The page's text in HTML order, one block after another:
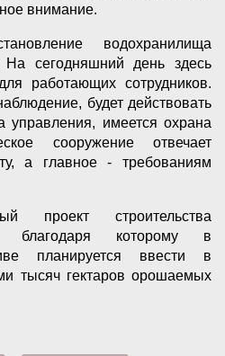
внимание.
водохранилища
сегодняшний день здесь
работающих сотрудников.
будет действовать
управления, имеется охрана
сооружение отвечает
а главное - требованиям
проект строительства
благодаря которому в
планируется ввести в
тысяч гектаров орошаемых